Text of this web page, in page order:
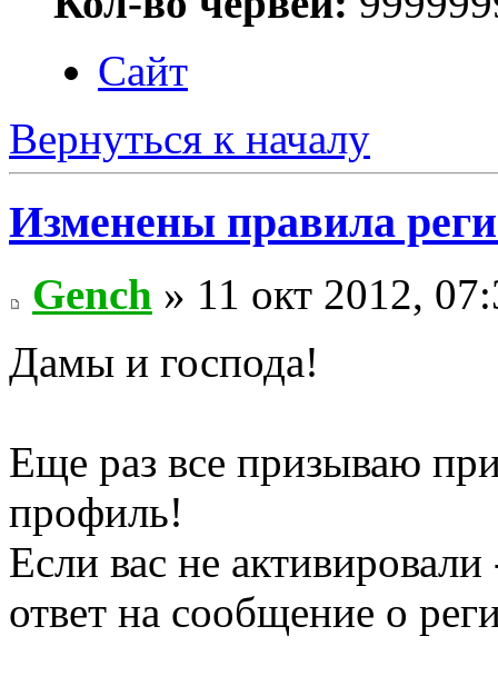
Сайт
Вернуться к началу
Изменены правила
Gench » 11 окт 2012,
Дамы и господа!
Еще раз все призываю
профиль!
Если вас не
ответ на сообщение о